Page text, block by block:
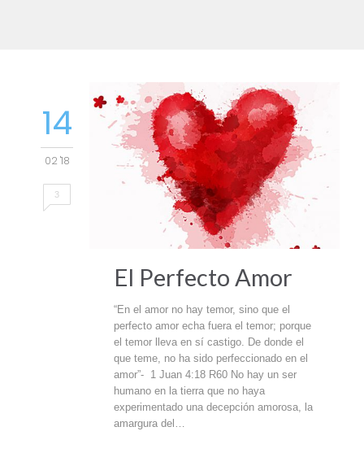
14
02 '18
3
El Perfecto Amor
“En el amor no hay temor, sino que el
perfecto amor echa fuera el temor; porque
el temor lleva en sí castigo. De donde el
que teme, no ha sido perfeccionado en el
amor”- 1 Juan 4:18 R60 No hay un ser
humano en la tierra que no haya
experimentado una decepción amorosa, la
amargura del…